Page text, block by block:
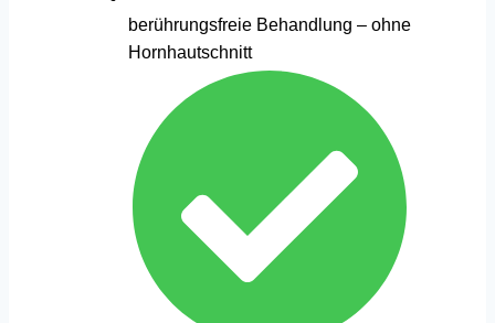
berührungsfreie Behandlung – ohne
Hornhautschnitt